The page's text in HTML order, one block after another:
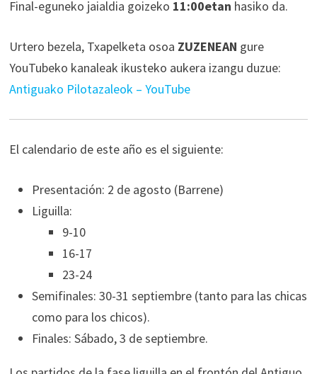
Final-eguneko jaialdia goizeko 11:00etan hasiko da.
Urtero bezela, Txapelketa osoa ZUZENEAN gure
YouTubeko kanaleak ikusteko aukera izangu duzue:
Antiguako Pilotazaleok – YouTube
El calendario de este año es el siguiente:
Presentación: 2 de agosto (Barrene)
Liguilla:
9-10
16-17
23-24
Semifinales: 30-31 septiembre (tanto para las chicas
como para los chicos).
Finales: Sábado, 3 de septiembre.